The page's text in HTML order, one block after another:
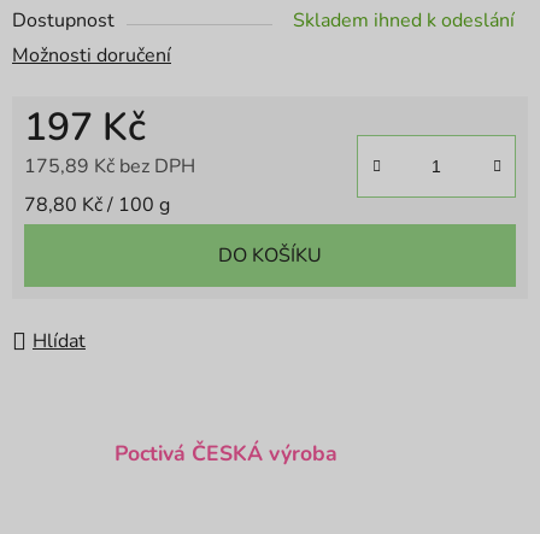
Dostupnost
Skladem ihned k odeslání
Možnosti doručení
197 Kč
175,89 Kč bez DPH
Měrná cena:
78,80 Kč / 100 g
DO KOŠÍKU
Hlídat
Poctivá ČESKÁ výroba